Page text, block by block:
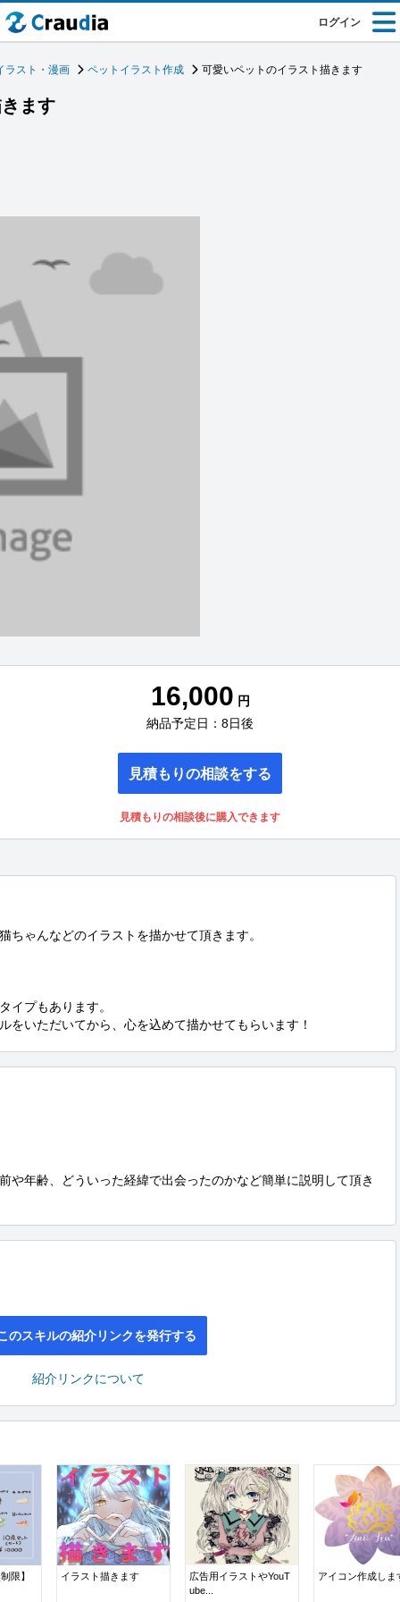
ログイン
ラスト・漫画 ペットイラスト作成 可愛いペットのイラスト描きます
ます
16,000 円
納品予定日：8日後
見積もりの相談をする
見積もりの相談後に購入できます
ちゃんなどのイラストを描かせて頂きます。
イプもあります。
をいただいてから、心を込めて描かせてもらいます！
や年齢、どういった経緯で出会ったのかなど簡単に説明して頂き
のスキルの紹介リンクを発行する
紹介リンクについて
限】 イラスト描きます
広告用イラストやYouT
ube...
アイコン作成しま